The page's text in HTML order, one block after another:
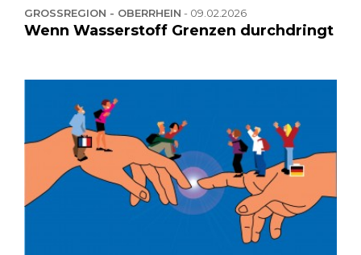
GROSSREGION - OBERRHEIN - 09.02.2026
Wenn Wasserstoff Grenzen durchdringt